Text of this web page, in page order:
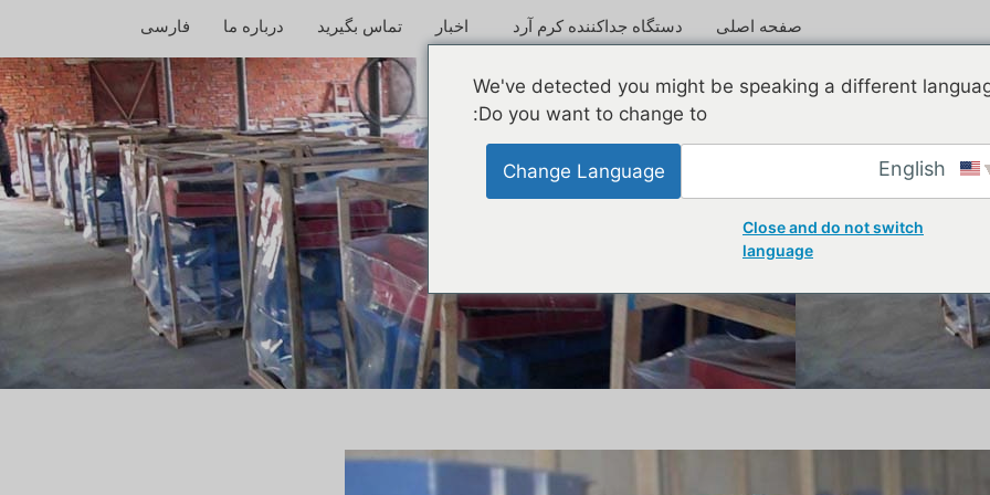
صفحه اصلی دستگاه جداکننده کرم آرد اخبار تماس بگیرید درباره ما فارسی
زنده و مرده
We've detected you might be speaking a different
Do you want to change to:
Change Language
Close and do not switch
language